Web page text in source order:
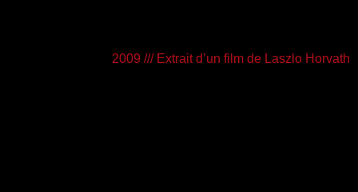
2009 /// Extrait d’un film de Laszlo Horvath